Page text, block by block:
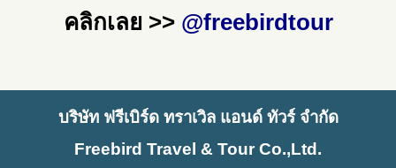
คลิกเลย >> @freebirdtour
บริษัท ฟรีเบิร์ด ทราเวิล แอนด์ ทัวร์ จำกัด
Freebird Travel & Tour Co.,Ltd.